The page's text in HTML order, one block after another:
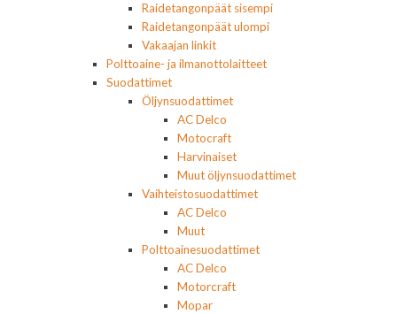
Raidetangonpäät sisempi
Raidetangonpäät ulompi
Vakaajan linkit
Polttoaine- ja ilmanottolaitteet
Suodattimet
Öljynsuodattimet
AC Delco
Motocraft
Harvinaiset
Muut öljynsuodattimet
Vaihteistosuodattimet
AC Delco
Muut
Polttoainesuodattimet
AC Delco
Motorcraft
Mopar